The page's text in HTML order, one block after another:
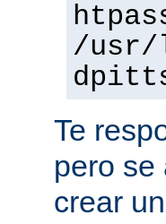
/usr/
Te
pero se
crear